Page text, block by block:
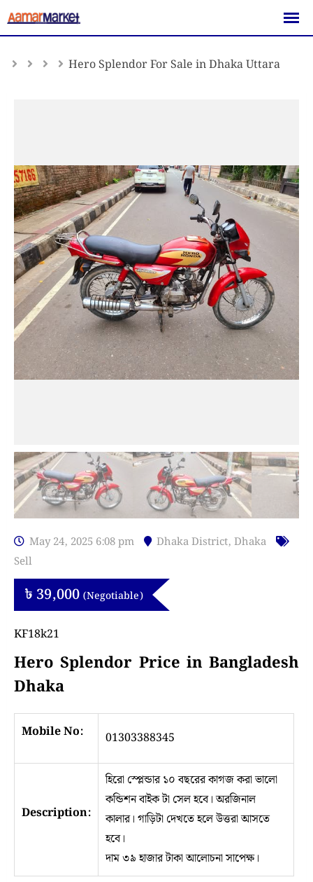
Skip
to
Hero Splendor For Sale in Dhaka Uttara
May 24, 2025 6:08 pm Dhaka District, Dhaka
Sell
৳ 39,000 (Negotiable)
KF18k21
Hero Splendor Price in Bangladesh
Dhaka
Mobile No: 01303388345
Description:
হিরো স্প্লেন্ডার ১০ বছরের কাগজ করা ভালো
কন্ডিশন বাইক টা সেল হবে। অরজিনাল
কালার। গাড়িটা দেখতে হলে উত্তরা আসতে
হবে।
দাম ৩৯ হাজার টাকা আলোচনা সাপেক্ষ।